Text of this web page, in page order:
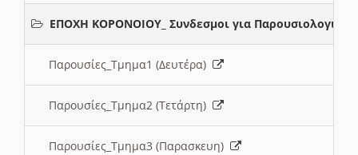
ΕΠΟΧΗ ΚΟΡΟΝΟΙΟΥ_ Συνδεσμοι για Παρουσιολογια
Παρουσίες_Τμημα1 (Δευτέρα)
Παρουσίες_Τμημα2 (Τετάρτη)
Παρουσίες_Τμημα3 (Παρασκευη)